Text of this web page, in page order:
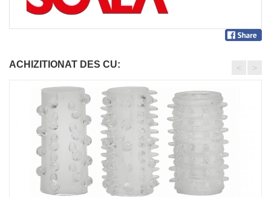
ACHIZITIONAT DES CU: < >